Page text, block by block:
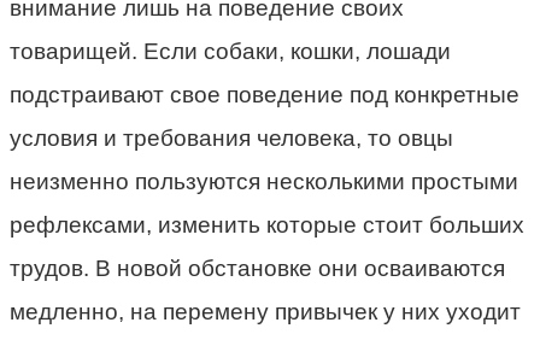
внимание лишь на поведение своих
товарищей. Если собаки, кошки, лошади
подстраивают свое поведение под конкретные
условия и требования человека, то овцы
неизменно пользуются несколькими простыми
рефлексами, изменить которые стоит больших
трудов. В новой обстановке они осваиваются
медленно, на перемену привычек у них уходит